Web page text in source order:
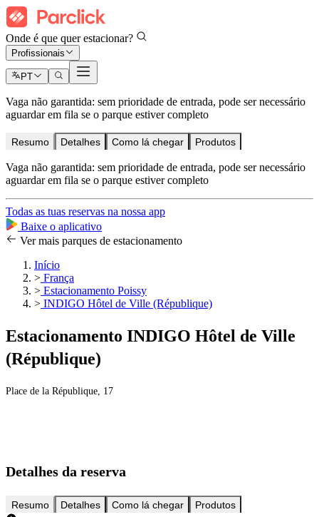
Onde é que quer estacionar?
Profissionais
PT
Vaga não garantida: sem prioridade de entrada, pode ser necessário
aguardar em fila se o parque estiver completo
Resumo Detalhes Como lá chegar Produtos
Vaga não garantida: sem prioridade de entrada, pode ser necessário
aguardar em fila se o parque estiver completo
Todas as tuas reservas na nossa app
Baixe o aplicativo
Ver mais parques de estacionamento
Início
> França
> Estacionamento Poissy
> INDIGO Hôtel de Ville (République)
Estacionamento INDIGO Hôtel de Ville
(République)
Place de la République, 17
Detalhes da reserva
Resumo Detalhes Como lá chegar Produtos